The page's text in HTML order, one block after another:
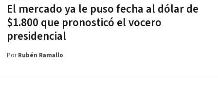
El mercado ya le puso fecha al dólar de
$1.800 que pronosticó el vocero
presidencial
PorRubén Ramallo